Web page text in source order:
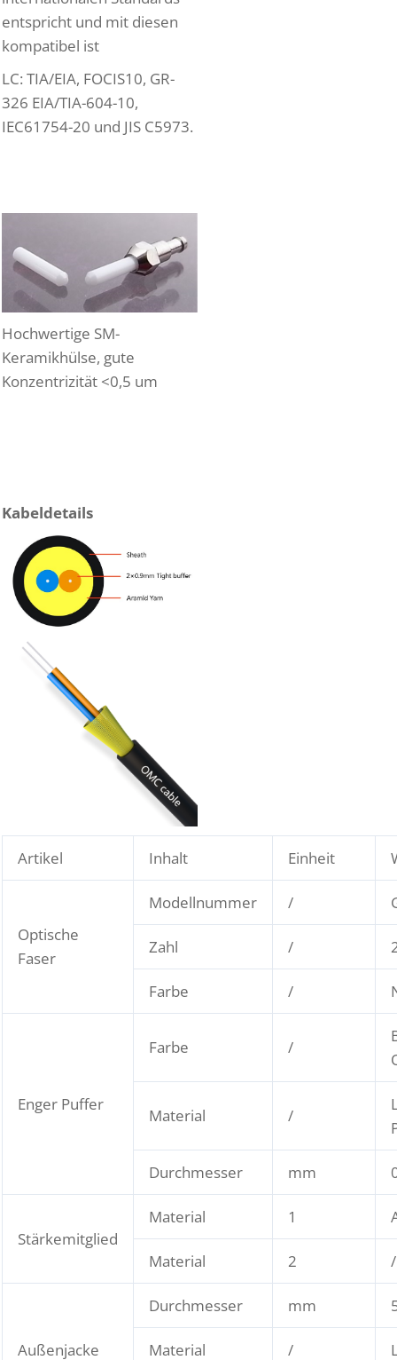
entspricht und mit diesen
kompatibel ist
LC: TIA/EIA, FOCIS10, GR-
326 EIA/TIA-604-10,
IEC61754-20 und JIS C5973.
Hochwertige SM-
Keramikhülse, gute
Konzentrizität <0,5 um
Kabeldetails
Artikel Inhalt Einheit
Optische
Faser
Modellnummer /
Zahl /
Farbe /
Enger Puffer
Farbe /
Material /
Durchmesser mm
Stärkemitglied
Material 1
Material 2 /
Außenjacke
Durchmesser mm
Material /